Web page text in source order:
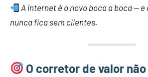
A internet é o novo boca a boca — e
nunca fica sem clientes.
O corretor de valor